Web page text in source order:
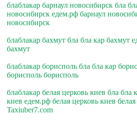
блаблакар барнаул новосибирск бла
новосибирск едем.рф барнаул
новосибирск
блаблакар бахмут бла бла кар бахмут
бахмут
блаблакар борисполь бла бла кар
борисполь борисполь
блаблакар белая церковь киев бла бла
киев едем.рф белая церковь киев
Taxiuber7.com